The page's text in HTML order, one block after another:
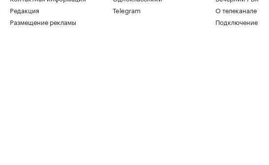
Редакция
Размещение рекламы
Telegram
О телеканале
Подключение